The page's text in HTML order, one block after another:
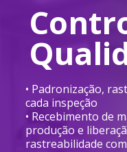
• Padronização,
cada inspeção
• Recebimento de
produção e
rastreabilidade